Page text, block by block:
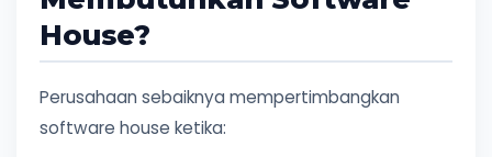
House?
Perusahaan sebaiknya mempertimbangkan
software house ketika: